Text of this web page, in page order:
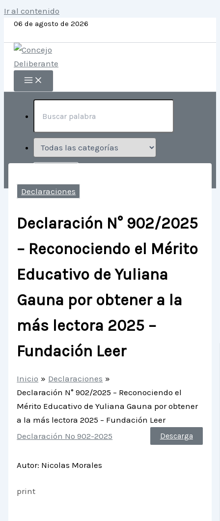
Ir al contenido
06 de agosto de 2026
Declaraciones
Declaración N° 902/2025
– Reconociendo el Mérito
Educativo de Yuliana
Gauna por obtener a la
más lectora 2025 –
Fundación Leer
Inicio
Declaraciones
Declaración N° 902/2025 – Reconociendo el
Mérito Educativo de Yuliana Gauna por obtener
a la más lectora 2025 – Fundación Leer
Declaración Nº 902-2025
Descarga
Autor: Nicolas Morales
print